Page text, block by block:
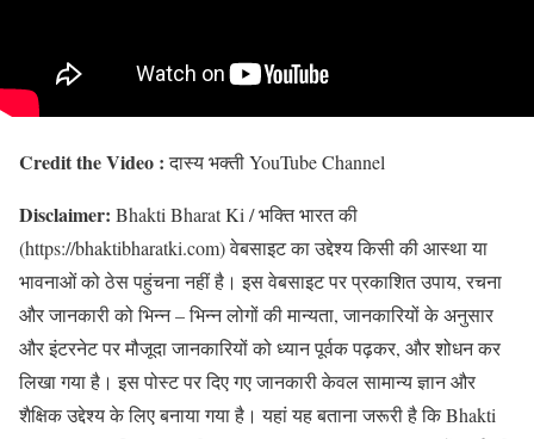
Credit the Video :दास्य भक्ती YouTube Channel
Disclaimer: Bhakti Bharat Ki / भक्ति भारत की
(https://bhaktibharatki.com) वेबसाइट का उद्देश्य किसी की आस्था या
भावनाओं को ठेस पहुंचना नहीं है। इस वेबसाइट पर प्रकाशित उपाय, रचना
और जानकारी को भिन्न – भिन्न लोगों की मान्यता, जानकारियों के अनुसार
और इंटरनेट पर मौजूदा जानकारियों को ध्यान पूर्वक पढ़कर, और शोधन कर
लिखा गया है। इस पोस्ट पर दिए गए जानकारी केवल सामान्य ज्ञान और
शैक्षिक उद्देश्य के लिए बनाया गया है। यहां यह बताना जरूरी है कि Bhakti